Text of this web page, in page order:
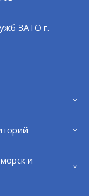
ЗАТО г.
и